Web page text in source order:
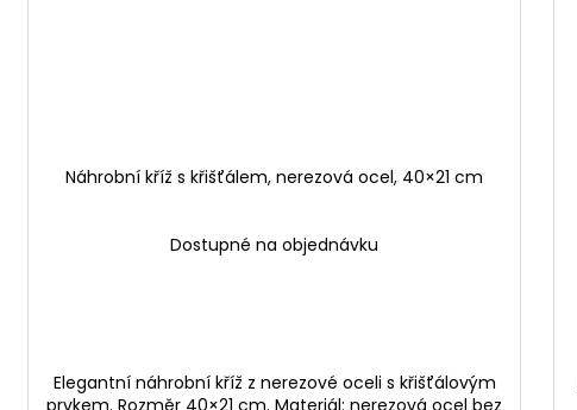
Náhrobní kříž s křišťálem, nerezová ocel, 40×21 cm
Dostupné na objednávku
Elegantní náhrobní kříž z nerezové oceli s křišťálovým
prvkem. Rozměr 40×21 cm. Materiál: nerezová ocel bez